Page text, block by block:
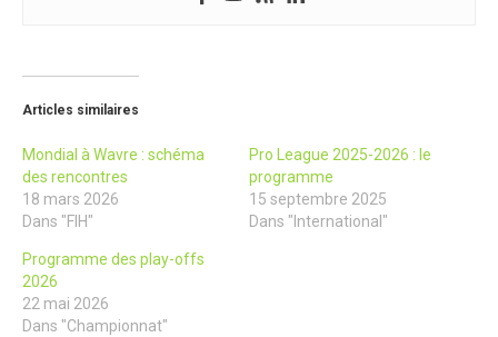
Articles similaires
Mondial à Wavre : schéma
des rencontres
18 mars 2026
Dans "FIH"
Pro League 2025-2026 : le
programme
15 septembre 2025
Dans "International"
Programme des play-offs
2026
22 mai 2026
Dans "Championnat"